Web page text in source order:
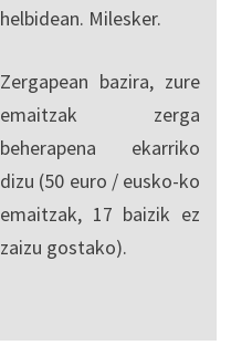
helbidean. Milesker.
Zergapean bazira, zure
emaitzak zerga
beherapena ekarriko
dizu (50 euro / eusko-ko
emaitzak, 17 baizik ez
zaizu gostako).